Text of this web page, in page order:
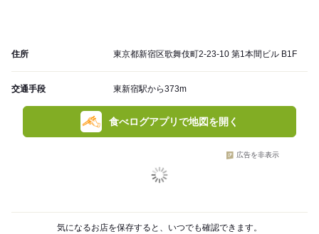
住所 東京都新宿区歌舞伎町2-23-10 第1本間ビル B1F
交通手段 東新宿駅から373m
食べログアプリで地図を開く
広告を非表示
気になるお店を保存すると、いつでも確認できます。